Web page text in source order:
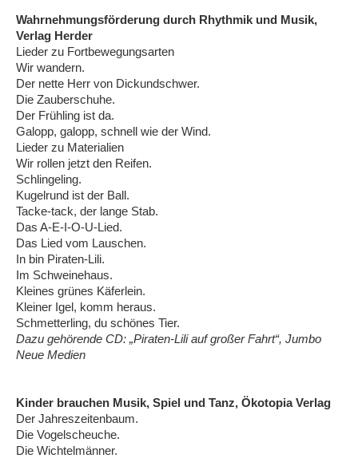
Wahrnehmungsförderung durch Rhythmik und Musik,
Verlag Herder
Lieder zu Fortbewegungsarten
Wir wandern.
Der nette Herr von Dickundschwer.
Die Zauberschuhe.
Der Frühling ist da.
Galopp, galopp, schnell wie der Wind.
Lieder zu Materialien
Wir rollen jetzt den Reifen.
Schlingeling.
Kugelrund ist der Ball.
Tacke-tack, der lange Stab.
Das A-E-I-O-U-Lied.
Das Lied vom Lauschen.
In bin Piraten-Lili.
Im Schweinehaus.
Kleines grünes Käferlein.
Kleiner Igel, komm heraus.
Schmetterling, du schönes Tier.
Dazu gehörende CD: „Piraten-Lili auf großer Fahrt“, Jumbo
Neue Medien
Kinder brauchen Musik, Spiel und Tanz, Ökotopia Verlag
Der Jahreszeitenbaum.
Die Vogelscheuche.
Die Wichtelmänner.